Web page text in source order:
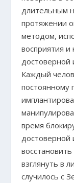
длительным
протяжении
методом,
восприятия и
Каждый
постоянному
время
достоверной
взглянуть в
случилось с